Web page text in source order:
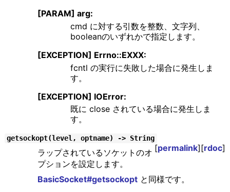
[PARAM] arg:
cmd に対する引数を整数、文字列、
booleanのいずれかで指定します。
[EXCEPTION] Errno::EXXX:
fcntl の実行に失敗した場合に発生しま
す。
[EXCEPTION] IOError:
既に close されている場合に発生しま
す。
getsockopt(level, optname) -> String
[permalink][rdoc]
ラップされているソケットのオ
プションを設定します。
BasicSocket#getsockoptと同様です。